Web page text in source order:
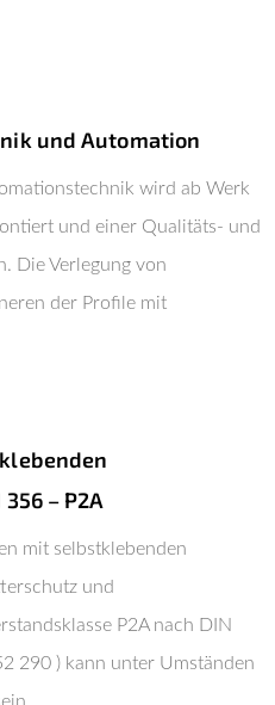
und Automation
wird ab Werk
und einer Qualitäts- und
Die Verlegung von
der Profile mit
– P2A
mit selbstklebenden
und
P2A nach DIN
290 ) kann unter Umständen